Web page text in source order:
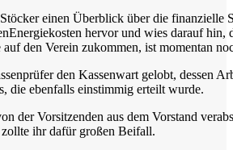
einen Überblick über die finanzielle
Energiekosten hervor und wies darauf hin,
den Verein zukommen, ist momentan
den Kassenwart gelobt, dessen
die ebenfalls einstimmig erteilt wurde.
der Vorsitzenden aus dem Vorstand
ihr dafür großen Beifall.